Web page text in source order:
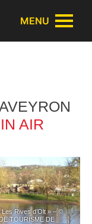
MENU
AIR
Les Rives d’Olt » – ©
TOURISME DE